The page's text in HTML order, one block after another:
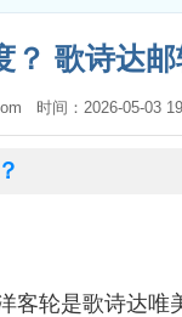
？ 歌诗达
时间：2026-05-03
客轮是歌诗达唯